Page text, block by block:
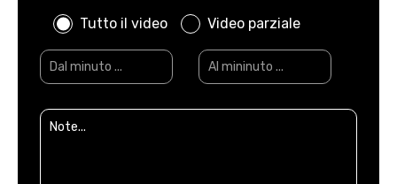
Tutto il video Video parziale